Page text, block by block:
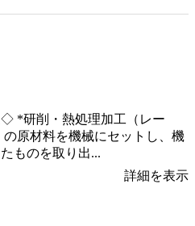
*研削・熱処理加工（レー
原材料を機械にセットし、機
ものを取り出...
詳細を表示